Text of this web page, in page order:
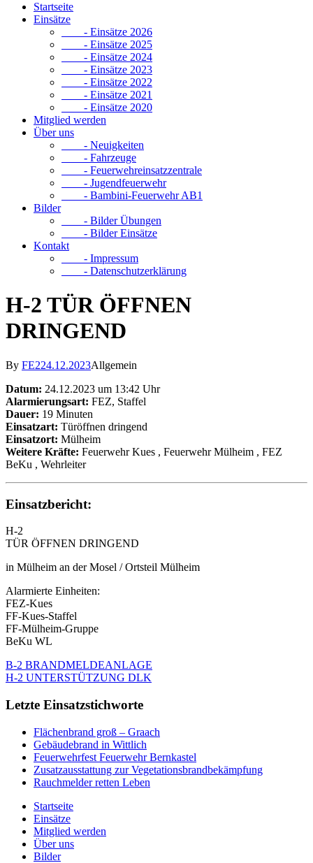
Startseite
Einsätze
- Einsätze 2026
- Einsätze 2025
- Einsätze 2024
- Einsätze 2023
- Einsätze 2022
- Einsätze 2021
- Einsätze 2020
Mitglied werden
Über uns
- Neuigkeiten
- Fahrzeuge
- Feuerwehreinsatzzentrale
- Jugendfeuerwehr
- Bambini-Feuerwehr AB1
Bilder
- Bilder Übungen
- Bilder Einsätze
Kontakt
- Impressum
- Datenschutzerklärung
H-2 TÜR ÖFFNEN
DRINGEND
By FE224.12.2023Allgemein
Datum: 24.12.2023 um 13:42 Uhr
Alarmierungsart: FEZ, Staffel
Dauer: 19 Minuten
Einsatzart: Türöffnen dringend
Einsatzort: Mülheim
Weitere Kräfte: Feuerwehr Kues , Feuerwehr Mülheim , FEZ
BeKu , Wehrleiter
Einsatzbericht:
H-2
TÜR ÖFFNEN DRINGEND
in Mülheim an der Mosel / Ortsteil Mülheim
Alarmierte Einheiten:
FEZ-Kues
FF-Kues-Staffel
FF-Mülheim-Gruppe
BeKu WL
B-2 BRANDMELDEANLAGE
H-2 UNTERSTÜTZUNG DLK
Letzte Einsatzstichworte
Flächenbrand groß – Graach
Gebäudebrand in Wittlich
Feuerwehrfest Feuerwehr Bernkastel
Zusatzausstattung zur Vegetationsbrandbekämpfung
Rauchmelder retten Leben
Startseite
Einsätze
Mitglied werden
Über uns
Bilder